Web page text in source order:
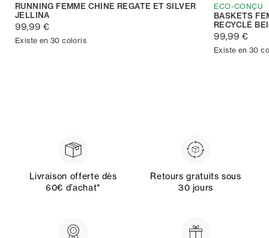
RUNNING FEMME CHINE REGATE ET SILVER
JELLINA
99,99 €
Existe en 30 coloris
ECO-CONÇU
BASKETS
RECYCLÉ
99,99 €
Existe en 30
Livraison offerte dès
60€ d’achat*
Retours gratuits sous
30 jours